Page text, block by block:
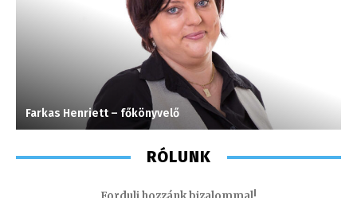
Farkas Henriett – főkönyvelő
RÓLUNK